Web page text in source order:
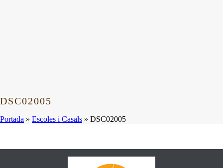
DSC02005
Portada » Escoles i Casals » DSC02005